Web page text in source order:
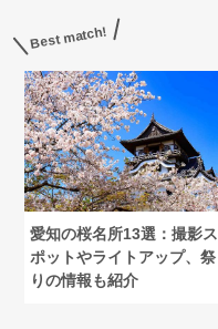
Best match!
愛知の桜名所13選：撮影ス
ポットやライトアップ、祭
りの情報も紹介